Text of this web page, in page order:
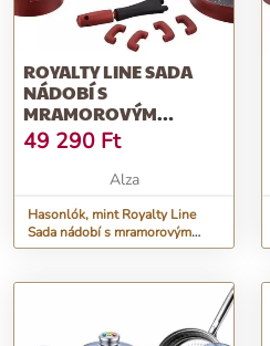
ROYALTY LINE SADA
NÁDOBÍ S
MRAMOROVÝM
POVRCHEM 14 KS RL-
ES1014M-BURGUNDY,
49 290 Ft
Alza
Hasonlók, mint Royalty Line
Sada nádobí s mramorovým
povrchem 14 ks RL-ES1014M-